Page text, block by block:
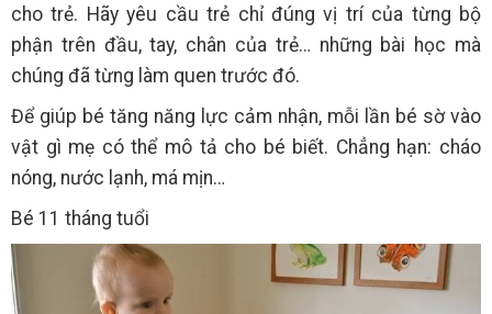
cho trẻ. Hãy yêu cầu trẻ chỉ đúng vị trí của từng bộ
phận trên đầu, tay, chân của trẻ… những bài học mà
chúng đã từng làm quen trước đó.
Để giúp bé tăng năng lực cảm nhận, mỗi lần bé sờ vào
vật gì mẹ có thể mô tả cho bé biết. Chẳng hạn: cháo
nóng, nước lạnh, má mịn…
Bé 11 tháng tuổi